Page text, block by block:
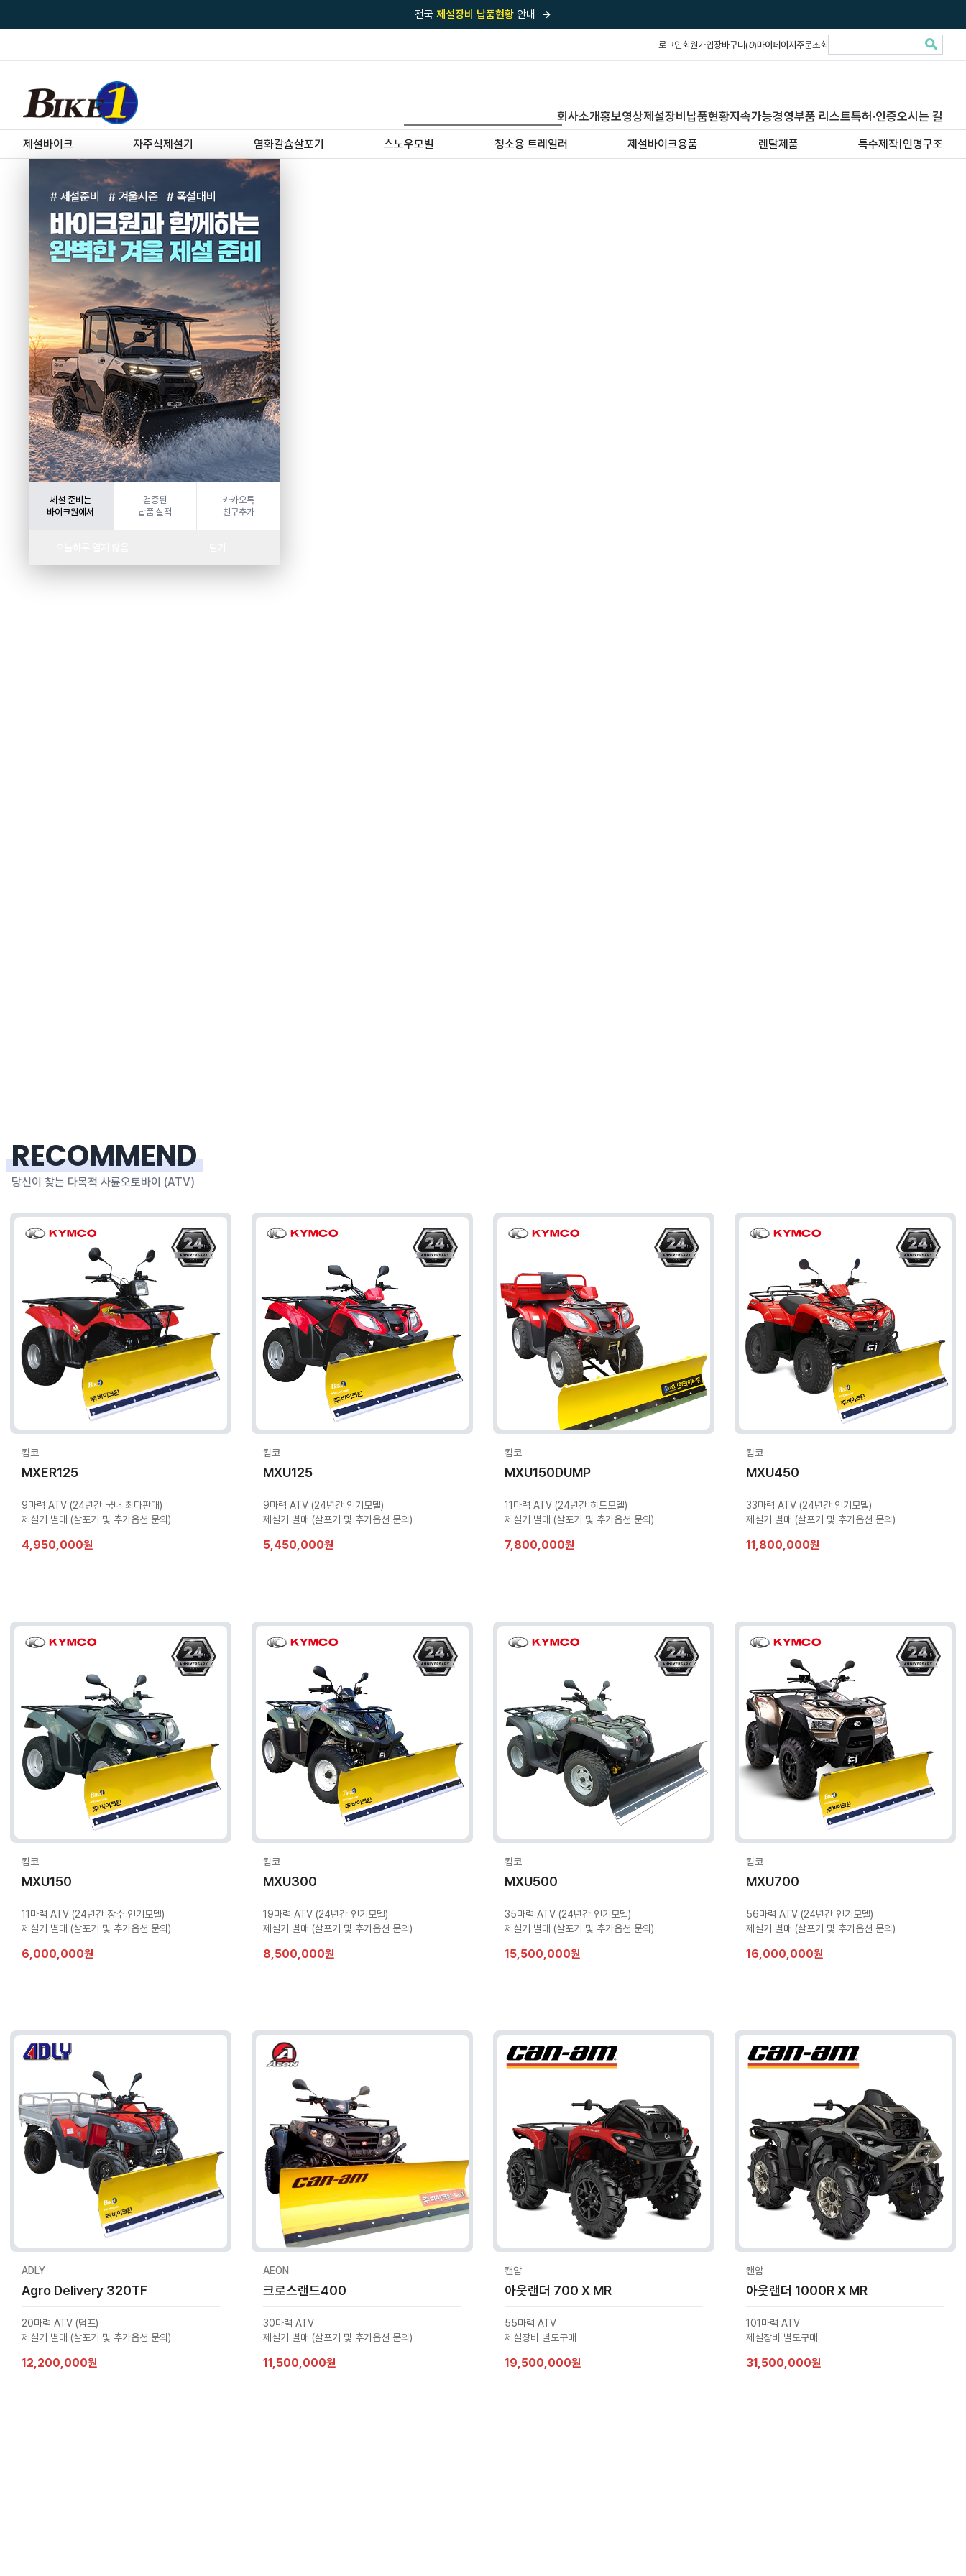
전국 제설장비 납품현황 안내 →
'국내 유일'의 특허 제설 시스템보유기업
전국이 선택한제설·다목적 장비 전문기업
로그인회원가입장바구니(0)마이페이지 주문조회
회사소개홍보영상제설장비납품현황지속가능경영부품 리스트특허·인증오시는 길
제설바이크 자주식제설기 염화칼슘살포기 스노우모빌 청소용 트레일러 제설바이크용품 렌탈제품 특수제작|인명구조
제설 준비는
바이크원에서
검증된
납품 실적
카카오톡
친구추가
RECOMMEND
당신이 찾는 다목적 사륜오토바이 (ATV)
킴코
MXER125
9마력 ATV (24년간 국내 최다판매)
제설기 별매 (살포기 및 추가옵션 문의)
4,950,000원
킴코
MXU125
9마력 ATV (24년간 인기모델)
제설기 별매 (살포기 및 추가옵션 문의)
5,450,000원
킴코
MXU150DUMP
11마력 ATV (24년간 히트모델)
제설기 별매 (살포기 및 추가옵션 문의)
7,800,000원
킴코
MXU450
33마력 ATV (24년간 인기모델)
제설기 별매 (살포기 및 추가옵션 문의)
11,800,000원
킴코
MXU150
11마력 ATV (24년간 장수 인기모델)
제설기 별매 (살포기 및 추가옵션 문의)
6,000,000원
킴코
MXU300
19마력 ATV (24년간 인기모델)
제설기 별매 (살포기 및 추가옵션 문의)
8,500,000원
킴코
MXU500
35마력 ATV (24년간 인기모델)
제설기 별매 (살포기 및 추가옵션 문의)
15,500,000원
킴코
MXU700
56마력 ATV (24년간 인기모델)
제설기 별매 (살포기 및 추가옵션 문의)
16,000,000원
ADLY
Agro Delivery 320TF
20마력 ATV (덤프)
제설기 별매 (살포기 및 추가옵션 문의)
12,200,000원
AEON
크로스랜드400
30마력 ATV
제설기 별매 (살포기 및 추가옵션 문의)
11,500,000원
캔암
아웃랜더 700 X MR
55마력 ATV
제설장비 별도구매
19,500,000원
캔암
아웃랜더 1000R X MR
101마력 ATV
제설장비 별도구매
31,500,000원